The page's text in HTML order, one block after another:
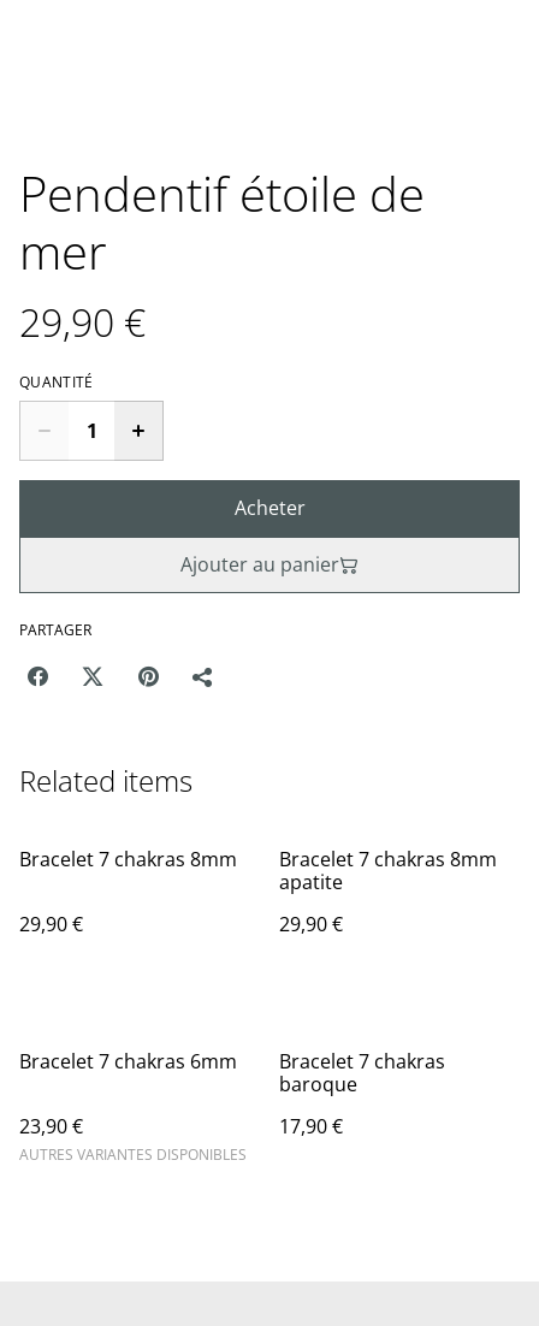
Pendentif étoile de
mer
29,90 €
QUANTITÉ
Acheter
Ajouter au panier
PARTAGER
Related items
Bracelet 7 chakras 8mm
29,90 €
Bracelet 7 chakras 8mm
apatite
29,90 €
Bracelet 7 chakras 6mm
23,90 €
AUTRES VARIANTES DISPONIBLES
Bracelet 7 chakras
baroque
17,90 €